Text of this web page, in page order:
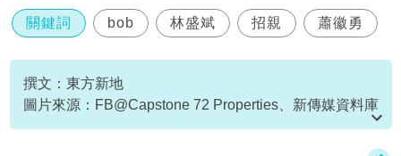
關鍵詞 bob 林盛斌 招親 蕭徽勇
撰文：東方新地
圖片來源：FB@Capstone 72 Properties、新傳媒資料庫
資料或影片來源：原文刊於NewMonday